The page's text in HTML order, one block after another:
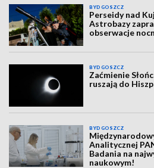
BYDGOSZCZ
Perseidy nad
Astrobazy
obserwacje
BYDGOSZCZ
Zaćmienie
ruszają do
BYDGOSZCZ
Analitycznej
Badania na
naukowym!